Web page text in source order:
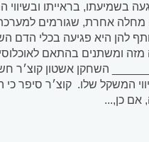
בשמיעתו, בראייתו
מחלה אחרת, שגורמים
היא פגיעה בכלי הדם
ומשתנים בהתאם
השחקן אשטון קוצ׳ר
המשקל שלו. קוצ׳ר סיפר
אם כן,...